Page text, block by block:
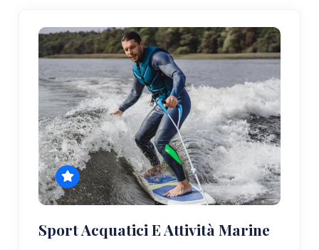
Sport Acquatici E Attività Marine